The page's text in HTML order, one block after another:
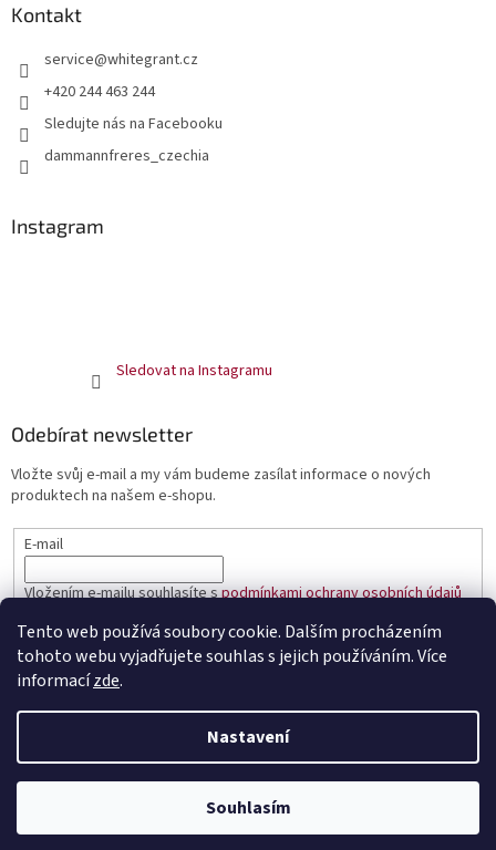
Tento web používá soubory cookie. Dalším procházením
tohoto webu vyjadřujete souhlas s jejich používáním. Více
informacízde.
Nastavení
Souhlasím
Kontakt
service@whitegrant.cz
+420 244 463 244
Sledujte nás na Facebooku
dammannfreres_czechia
Instagram
Sledovat na Instagramu
Odebírat newsletter
Vložte svůj e-mail a my vám budeme zasílat informace o nových
produktech na našem e-shopu.
E-mail
Vložením e-mailu souhlasíte spodmínkami ochrany osobních údajů
PŘIHLÁSIT SE
Vytvořil Shoptet
Čaje Dammann Fréres. Všechna práva vyhrazena.